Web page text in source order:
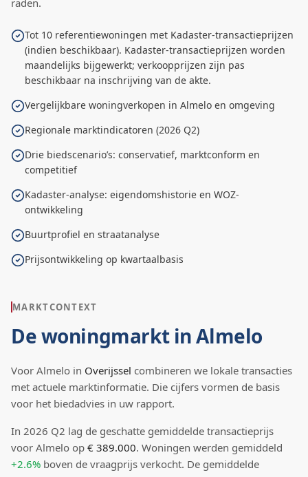
raden.
Tot 10 referentiewoningen met Kadaster-transactieprijzen
(indien beschikbaar). Kadaster-transactieprijzen worden
maandelijks bijgewerkt; verkoopprijzen zijn pas
beschikbaar na inschrijving van de akte.
Vergelijkbare woningverkopen in Almelo en omgeving
Regionale marktindicatoren (2026 Q2)
Drie biedscenario’s: conservatief, marktconform en
competitief
Kadaster-analyse: eigendomshistorie en WOZ-
ontwikkeling
Buurtprofiel en straatanalyse
Prijsontwikkeling op kwartaalbasis
MARKTCONTEXT
De woningmarkt inAlmelo
Voor Almelo in Overijssel combineren we lokale transacties
met actuele marktinformatie. Die cijfers vormen de basis
voor het biedadvies in uw rapport.
In 2026 Q2 lag de geschatte gemiddelde transactieprijs
voor Almelo op € 389.000. Woningen werden gemiddeld
+2.6% boven de vraagprijs verkocht. De gemiddelde